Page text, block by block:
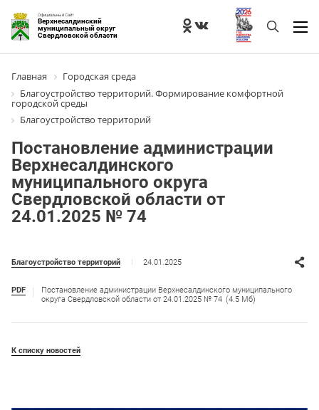
Официальный Сайт
Верхнесалдинский
муниципальный округ
Свердловской области
Главная
Городская среда
Благоустройство территорий. Формирование комфортной
городской среды
Благоустройство территорий
Постановление администрации
Верхнесалдинского
муниципального округа
Свердловской области от
24.01.2025 № 74
Благоустройство территорий 24.01.2025
PDF
Постановление администрации Верхнесалдинского муниципального
округа Свердловской области от 24.01.2025 № 74 (4.5 Мб)
К списку новостей